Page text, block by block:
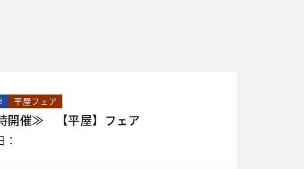
平屋フェア
開催≫ 【平屋】フェア
：